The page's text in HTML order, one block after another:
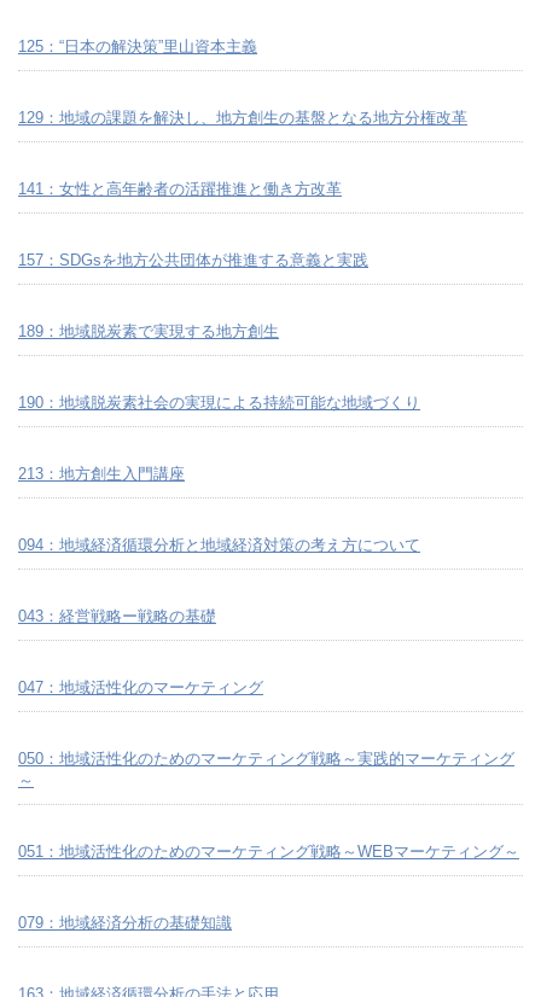
125：“日本の解決策”里山資本主義
129：地域の課題を解決し、地方創生の基盤となる地方分権改革
141：女性と高年齢者の活躍推進と働き方改革
157：SDGsを地方公共団体が推進する意義と実践
189：地域脱炭素で実現する地方創生
190：地域脱炭素社会の実現による持続可能な地域づくり
213：地方創生入門講座
094：地域経済循環分析と地域経済対策の考え方について
043：経営戦略ー戦略の基礎
047：地域活性化のマーケティング
050：地域活性化のためのマーケティング戦略～実践的マーケティング
～
051：地域活性化のためのマーケティング戦略～WEBマーケティング～
079：地域経済分析の基礎知識